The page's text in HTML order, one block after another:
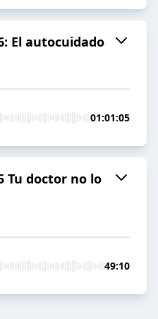
El autocuidado
01:01:05
Tu doctor no lo
49:10